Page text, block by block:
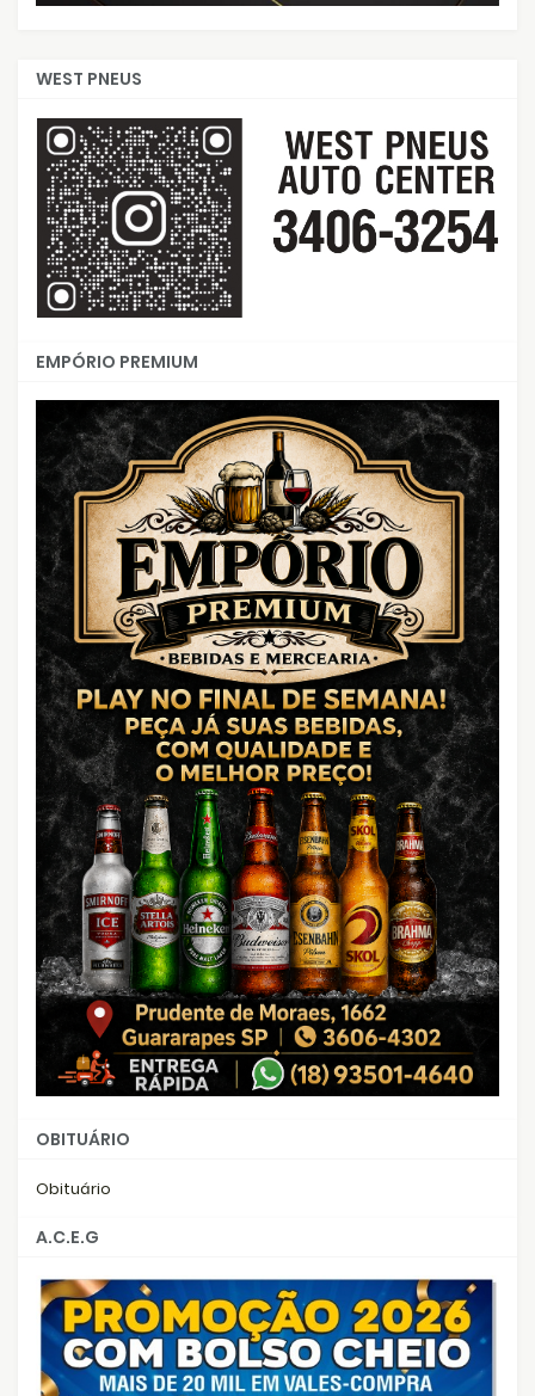
WEST PNEUS
EMPÓRIO PREMIUM
OBITUÁRIO
Obituário
A.C.E.G